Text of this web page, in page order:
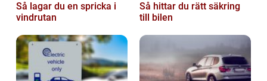
Så lagar du en spricka i
vindrutan
Så hittar du rätt säkring
till bilen